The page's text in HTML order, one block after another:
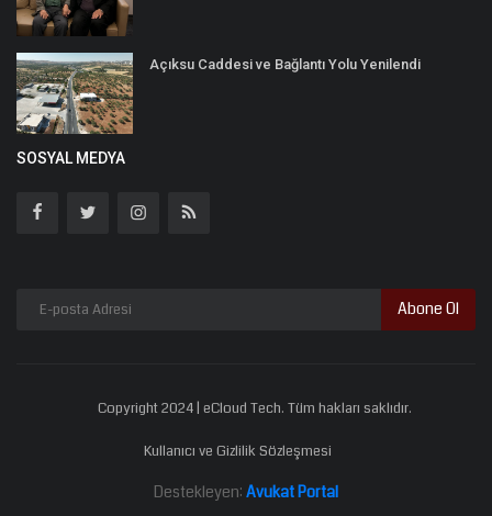
Açıksu Caddesi ve Bağlantı Yolu Yenilendi
SOSYAL MEDYA
Abone Ol
Copyright 2024 | eCloud Tech. Tüm hakları saklıdır.
Kullanıcı ve Gizlilik Sözleşmesi
Destekleyen: Avukat Portal